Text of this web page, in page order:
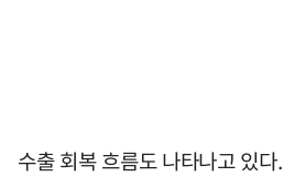
수출 회복 흐름도 나타나고 있다.